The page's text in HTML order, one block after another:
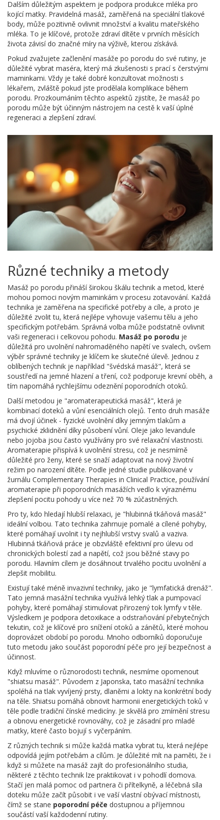
Dalším důležitým aspektem je podpora produkce mléka pro
kojící matky. Pravidelná masáž, zaměřená na speciální tlakové
body, může pozitivně ovlivnit množství a kvalitu mateřského
mléka. To je klíčové, protože zdraví dítěte v prvních měsících
života závisí do značné míry na výživě, kterou získává.
Pokud zvažujete začlenění masáže po porodu do své rutiny, je
důležité vybrat maséra, který má zkušenosti s prací s čerstvými
maminkami. Vždy je také dobré konzultovat možnosti s
lékařem, zvláště pokud jste prodělala komplikace během
porodu. Prozkoumáním těchto aspektů zjistíte, že masáž po
porodu může být účinným nástrojem na cestě k vaší úplné
regeneraci a zlepšení zdraví.
Různé techniky a metody
Masáž po porodu přináší širokou škálu technik a metod, které
mohou pomoci novým maminkám v procesu zotavování. Každá
technika je zaměřena na specifické potřeby a cíle, a proto je
důležité zvolit tu, která nejlépe vyhovuje vašemu tělu a jeho
specifickým potřebám. Správná volba může podstatně ovlivnit
vaši regeneraci i celkovou pohodu. Masáž po porodu je
důležitá pro uvolnění nahromaděného napětí ve svalech, ovšem
výběr správné techniky je klíčem ke skutečné úlevě. Jednou z
oblíbených technik je například "švédská masáž", která se
soustředí na jemné hlazení a tření, což podporuje krevní oběh, a
tím napomáhá rychlejšímu odeznění poporodních otoků.
Další metodou je "aromaterapeutická masáž", která je
kombinací doteků a vůní esenciálních olejů. Tento druh masáže
má dvojí účinek - fyzické uvolnění díky jemným tlakům a
psychické zklidnění díky působení vůní. Oleje jako levandule
nebo jojoba jsou často využívány pro své relaxační vlastnosti.
Aromaterapie přispívá k uvolnění stresu, což je nesmírně
důležité pro ženy, které se snaží adaptovat na nový životní
režim po narození dítěte. Podle jedné studie publikované v
žurnálu Complementary Therapies in Clinical Practice, používání
aromaterapie při poporodních masážích vedlo k výraznému
zlepšení pocitu pohody u více než 70 % zúčastněných.
Pro ty, kdo hledají hlubší relaxaci, je "hlubinná tkáňová masáž"
ideální volbou. Tato technika zahrnuje pomalé a cílené pohyby,
které pomáhají uvolnit i ty nejhlubší vrstvy svalů a vaziva.
Hlubinná tkáňová práce je obzvláště efektivní pro úlevu od
chronických bolestí zad a napětí, což jsou běžné stavy po
porodu. Hlavním cílem je dosáhnout trvalého pocitu uvolnění a
zlepšit mobilitu.
Existují také méně invazivní techniky, jako je "lymfatická drenáž".
Tato jemná masážní technika využívá lehký tlak a pumpovací
pohyby, které pomáhají stimulovat přirozený tok lymfy v těle.
Výsledkem je podpora detoxikace a odstraňování přebytečných
tekutin, což je klíčové pro snížení otoků a zánětů, které mohou
doprovázet období po porodu. Mnoho odborníků doporučuje
tuto metodu jako součást poporodní péče pro její bezpečnost a
účinnost.
Když mluvíme o různorodosti technik, nesmíme opomenout
"shiatsu masáž". Původem z Japonska, tato masážní technika
spoléhá na tlak vyvíjený prsty, dlaněmi a lokty na konkrétní body
na těle. Shiatsu pomáhá obnovit harmonii energetických toků v
těle podle tradiční čínské medicíny. Je skvělá pro zmírnění stresu
a obnovu energetické rovnováhy, což je zásadní pro mladé
matky, které často bojují s vyčerpáním.
Z různých technik si může každá matka vybrat tu, která nejlépe
odpovídá jejím potřebám a cílům. Je důležité mít na paměti, že i
když si můžete na masáž zajít do profesionálního studia,
některé z těchto technik lze praktikovat i v pohodlí domova.
Stačí jen malá pomoc od partnera či přítelkyně, a léčebná síla
doteku může začít působit i ve vaší vlastní obývací místnosti,
čímž se stane poporodní péče dostupnou a příjemnou
součástí vaší každodenní rutiny.